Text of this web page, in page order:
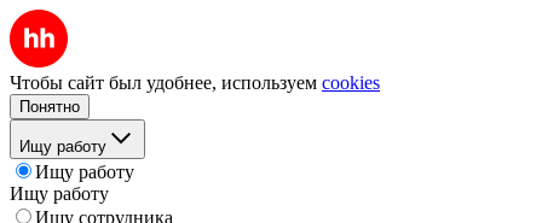
Чтобы сайт был удобнее, используем cookies
Понятно
Ищу работу
Ищу работу
Ищу работу
Ищу сотрудника